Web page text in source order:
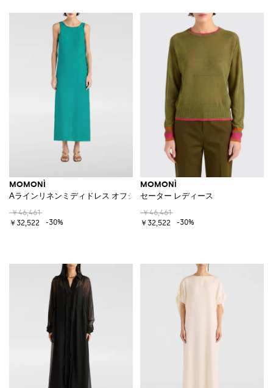
MOMONÌ
Aラインリネンミディドレス オフショルダーデザイン＆バックスリット付
￥46,461
￥32,522
-30%
MOMONÌ
セーター レディース
￥46,461
￥32,522
-30%